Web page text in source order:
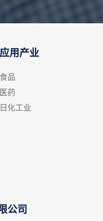
应用产业
食品
医药
日化工业
公司